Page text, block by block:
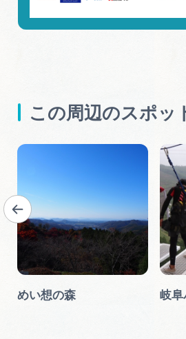
この周辺のスポッ
めい想の森 岐阜